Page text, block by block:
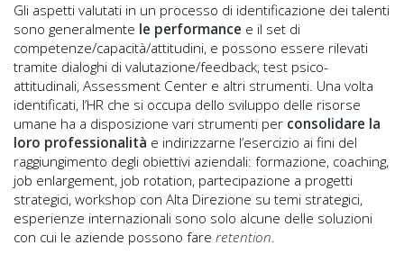
Gli aspetti valutati in un processo di identificazione dei talenti
sono generalmente le performance e il set di
competenze/capacità/attitudini, e possono essere rilevati
tramite dialoghi di valutazione/feedback, test psico-
attitudinali, Assessment Center e altri strumenti. Una volta
identificati, l’HR che si occupa dello sviluppo delle risorse
umane ha a disposizione vari strumenti per consolidare la
loro professionalità e indirizzarne l’esercizio ai fini del
raggiungimento degli obiettivi aziendali: formazione, coaching,
job enlargement, job rotation, partecipazione a progetti
strategici, workshop con Alta Direzione su temi strategici,
esperienze internazionali sono solo alcune delle soluzioni
con cui le aziende possono fare retention.